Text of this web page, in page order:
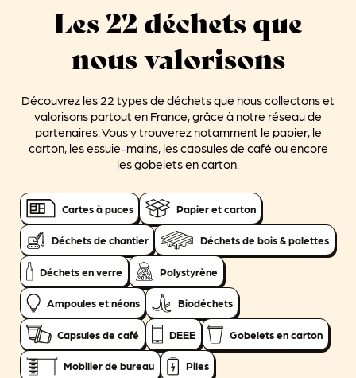
Les 22 déchets que
nous valorisons
Découvrez les 22 types de déchets que nous collectons et
valorisons partout en France, grâce à notre réseau de
partenaires. Vous y trouverez notamment le papier, le
carton, les essuie-mains, les capsules de café ou encore
les gobelets en carton.
Cartes à puces Papier et carton
Déchets de chantier Déchets de bois & palettes
Déchets en verre Polystyrène
Ampoules et néons Biodéchets
Capsules de café DEEE Gobelets en carton
Mobilier de bureau Piles